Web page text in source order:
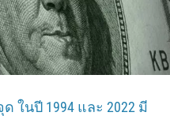
ในปี 1994 และ 2022 มี